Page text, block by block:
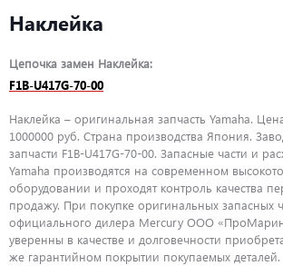
Наклейка
Цепочка замен Наклейка:
F1B-U417G-70-00
Наклейка – оригинальная запчасть Yamaha.
1000000 руб. Страна производства Япония.
запчасти F1B-U417G-70-00. Запасные части и
Yamaha производятся на современном
оборудовании и проходят контроль качества
продажу. При покупке оригинальных запасных
официального дилера Mercury ООО
уверенны в качестве и долговечности
же гарантийном покрытии покупаемых деталей.